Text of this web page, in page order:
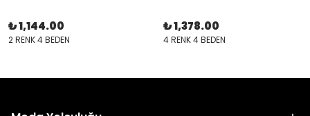
₺ 1,144.00
2 RENK 4 BEDEN
₺ 1,378.00
4 RENK 4 BEDEN